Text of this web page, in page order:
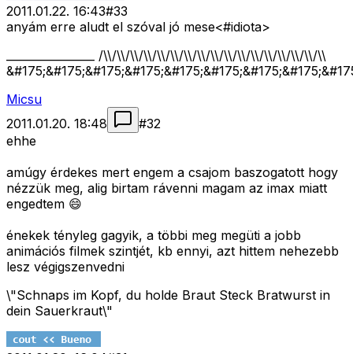
2011.01.22. 16:43#33
anyám erre aludt el szóval jó mese<#idiota>
________________ /\\/\\/\\/\\/\\/\\/\\/\\/\\/\\/\\/\\/\\/\\/\\/\\/\\
Micsu
2011.01.20. 18:48
#32
ehhe
amúgy érdekes mert engem a csajom baszogatott hogy
nézzük meg, alig birtam rávenni magam az imax miatt
engedtem 😄
énekek tényleg gagyik, a többi meg megüti a jobb
animációs filmek szintjét, kb ennyi, azt hittem nehezebb
lesz végigszenvedni
\"Schnaps im Kopf, du holde Braut Steck Bratwurst in
dein Sauerkraut\"